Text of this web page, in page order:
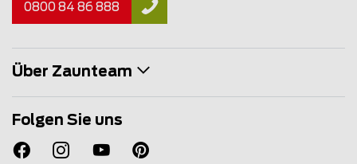
0800 84 86 888
Über Zaunteam
Folgen Sie uns